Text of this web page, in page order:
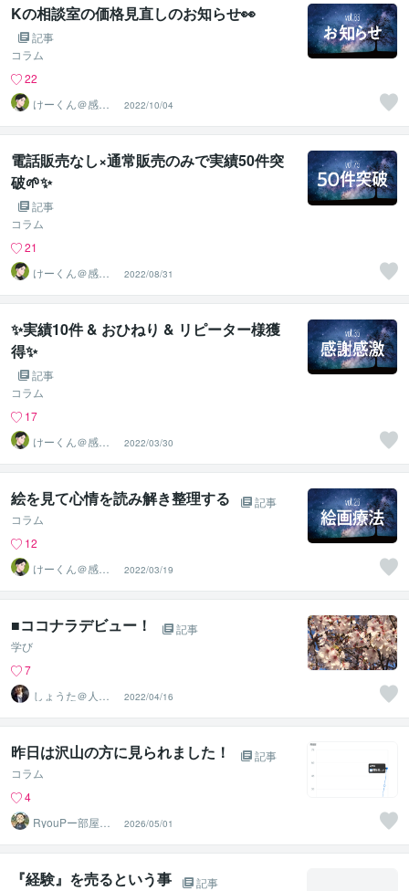
Kの相談室の価格見直しのお知らせ👀
記事
コラム
22
けーくん＠感情
に寄り添う傾聴
人「K」
2022/10/04
電話販売なし×通常販売のみで実績50件突
破🌱✨
記事
コラム
21
けーくん＠感情
に寄り添う傾聴
人「K」
2022/08/31
✨実績10件 & おひねり & リピーター様獲
得✨
記事
コラム
17
けーくん＠感情
に寄り添う傾聴
人「K」
2022/03/30
絵を見て心情を読み解き整理する
記事
コラム
12
けーくん＠感情
に寄り添う傾聴
人「K」
2022/03/19
■ココナラデビュー！
記事
学び
7
しょうた＠人を
笑顔にする専門
家
2022/04/16
昨日は沢山の方に見られました！
記事
コラム
4
RyouPー部屋主
ー
2026/05/01
『経験』を売るという事
記事